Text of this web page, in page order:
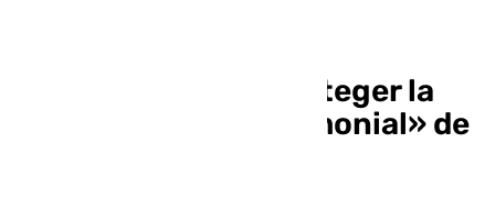
ordenanza para «proteger la
esencia y valor patrimonial» de